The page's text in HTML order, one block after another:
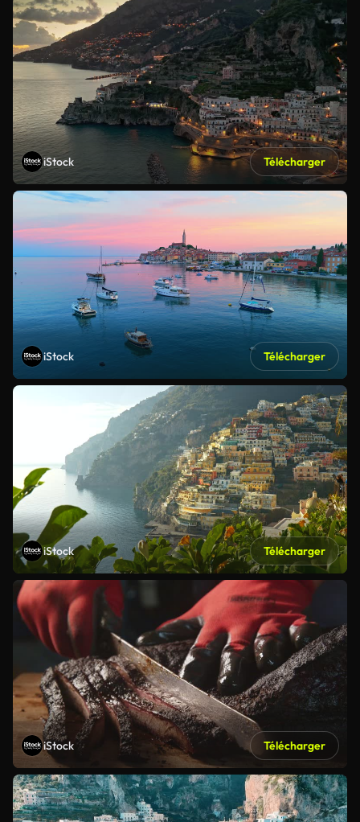
iStock Télécharger
iStock Télécharger
iStock Télécharger
iStock Télécharger